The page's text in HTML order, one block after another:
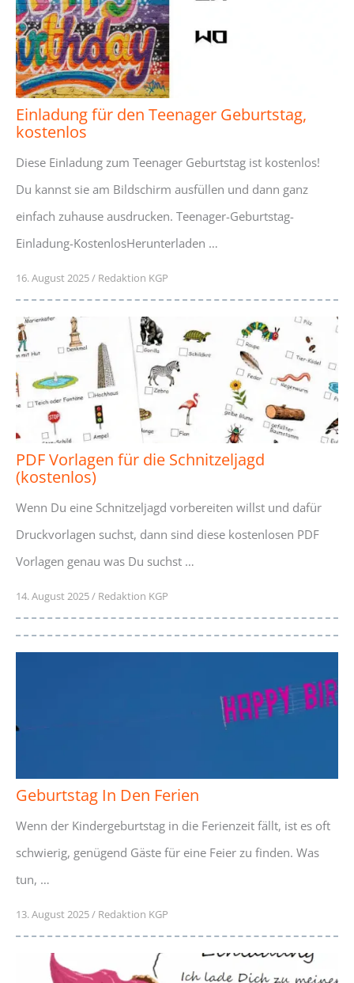
Einladung für den Teenager Geburtstag,
kostenlos
Diese Einladung zum Teenager Geburtstag ist kostenlos!
Du kannst sie am Bildschirm ausfüllen und dann ganz
einfach zuhause ausdrucken. Teenager-Geburtstag-
Einladung-KostenlosHerunterladen …
16. August 2025/ Redaktion KGP
PDF Vorlagen für die Schnitzeljagd
(kostenlos)
Wenn Du eine Schnitzeljagd vorbereiten willst und dafür
Druckvorlagen suchst, dann sind diese kostenlosen PDF
Vorlagen genau was Du suchst …
14. August 2025/ Redaktion KGP
Geburtstag In Den Ferien
Wenn der Kindergeburtstag in die Ferienzeit fällt, ist es oft
schwierig, genügend Gäste für eine Feier zu finden. Was
tun, …
13. August 2025/ Redaktion KGP